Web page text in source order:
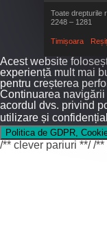
Toate drepturile
2248 – 1281
Timișoara
Acest website
experiență mult mai
pentru creșterea
Continuarea
acordul dvs. privind
utilizare și
Politica de GDPR,
/** clever pariuri **//**